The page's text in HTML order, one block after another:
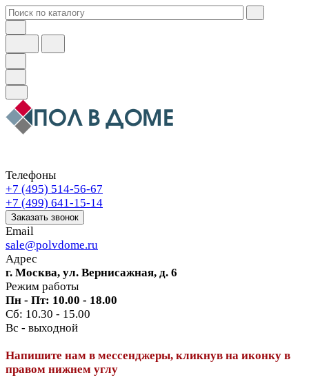
Телефоны
+7 (495) 514-56-67
+7 (499) 641-15-14
Заказать звонок
Email
sale@polvdome.ru
Адрес
г. Москва, ул. Вернисажная, д. 6
Режим работы
Пн - Пт: 10.00 - 18.00
Сб: 10.30 - 15.00
Вс - выходной
Напишите нам в мессенджеры, кликнув на иконку в
правом нижнем углу